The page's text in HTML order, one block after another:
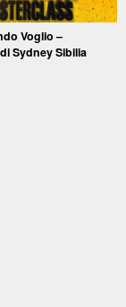
Voglio –
Sydney Sibilia